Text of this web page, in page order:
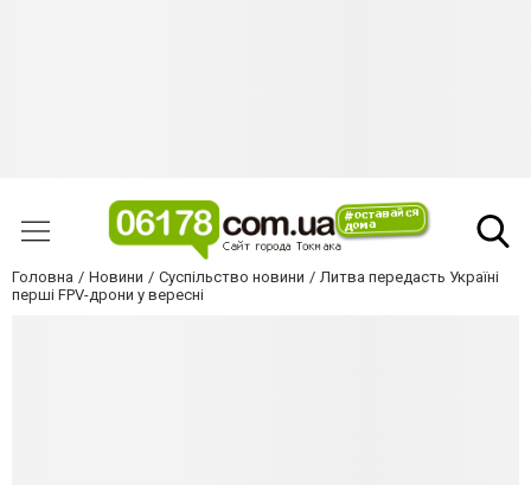
Головна Новини Суспільство новини
Литва передасть Україні
перші FPV-дрони у вересні